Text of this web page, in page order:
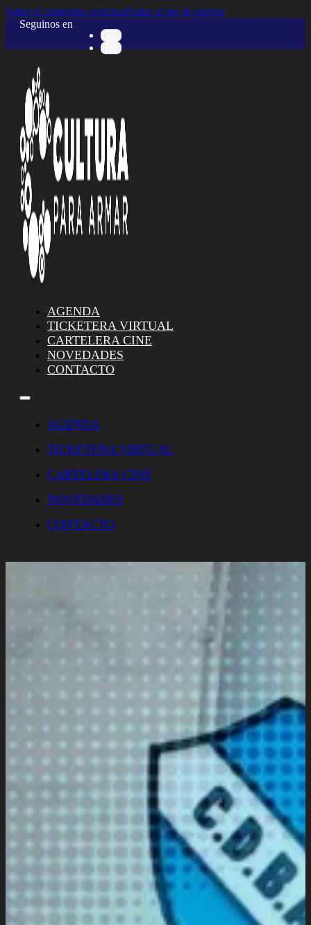
Saltar al contenido principalSaltar al pie de página
Seguinos en
AGENDA
TICKETERA VIRTUAL
CARTELERA CINE
NOVEDADES
CONTACTO
AGENDA
TICKETERA VIRTUAL
CARTELERA CINE
NOVEDADES
CONTACTO